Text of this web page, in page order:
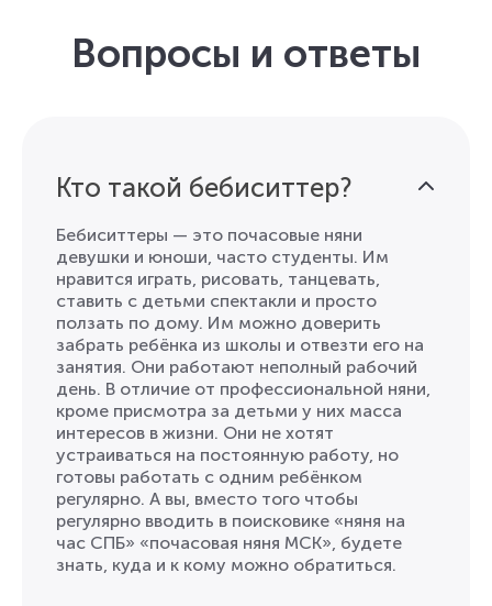
Вопросы и ответы
Кто такой бебиситтер?
Бебиситтеры — это почасовые няни
девушки и юноши, чаcто студенты. Им
нравится играть, рисовать, танцевать,
ставить с детьми спектакли и просто
ползать по дому. Им можно доверить
забрать ребёнка из школы и отвезти его на
занятия. Они работают неполный рабочий
день. В отличие от профессиональной няни,
кроме присмотра за детьми у них масса
интересов в жизни. Они не хотят
устраиваться на постоянную работу, но
готовы работать с одним ребёнком
регулярно. А вы, вместо того чтобы
регулярно вводить в поисковике «няня на
час СПБ» «почасовая няня МСК», будете
знать, куда и к кому можно обратиться.